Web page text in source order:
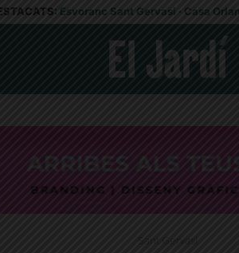
Esvoranc Sant Gervasi · Casa